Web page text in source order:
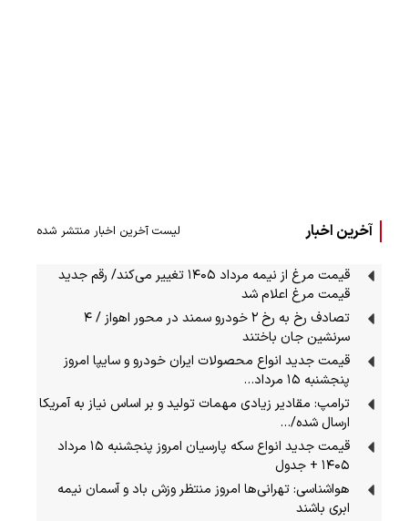
آخرین اخبار لیست آخرین اخبار منتشر شده
قیمت مرغ از نیمه مرداد ۱۴۰۵ تغییر می‌کند/ رقم جدید
قیمت مرغ اعلام شد
تصادف رخ به رخ ۲ خودرو سمند در محور اهواز / ۴
سرنشین جان باختند
قیمت جدید انواع محصولات ایران خودرو و سایپا امروز
پنجشنبه ۱۵ مرداد…
ترامپ: مقادیر زیادی مهمات تولید و بر اساس نیاز به آمریکا
ارسال شده/…
قیمت جدید انواع سکه پارسیان امروز پنجشنبه ۱۵ مرداد
۱۴۰۵ + جدول
هواشناسی: تهرانی‌ها امروز منتظر وزش باد و آسمان نیمه
ابری باشند